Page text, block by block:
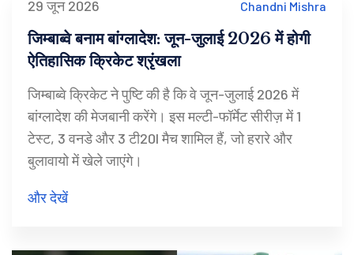
29 जून 2026 Chandni Mishra
जिम्बाब्वे बनाम बांग्लादेश: जून-जुलाई 2026 में होगी
ऐतिहासिक क्रिकेट श्रृंखला
जिम्बाब्वे क्रिकेट ने पुष्टि की है कि वे जून-जुलाई 2026 में
बांग्लादेश की मेजबानी करेंगे। इस मल्टी-फॉर्मेट सीरीज़ में 1
टेस्ट, 3 वनडे और 3 टी20I मैच शामिल हैं, जो हरारे और
बुलावायो में खेले जाएंगे।
और देखें